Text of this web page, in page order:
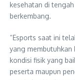
kesehatan di
berkembang.
“Esports saat ini
yang membutuhkan
kondisi fisik yang
peserta maupun